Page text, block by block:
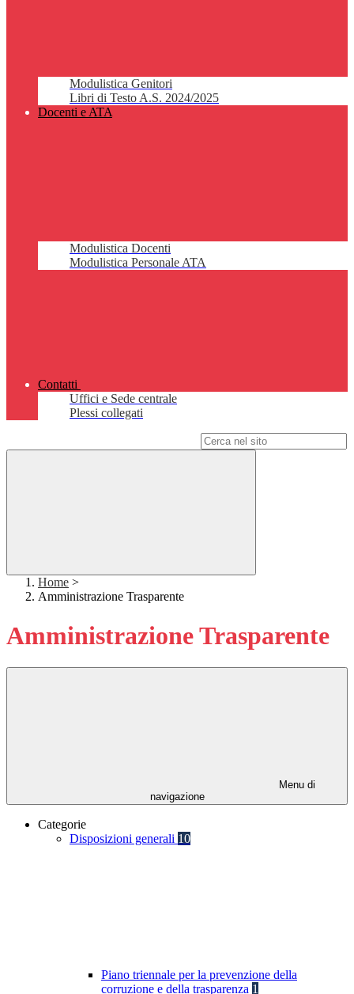
Modulistica Genitori
Libri di Testo A.S. 2024/2025
Docenti e ATA
Modulistica Docenti
Modulistica Personale ATA
Contatti
Uffici e Sede centrale
Plessi collegati
Home >
Amministrazione Trasparente
Amministrazione Trasparente
Menu di
navigazione
Categorie
Disposizioni generali 10
Piano triennale per la prevenzione della
corruzione e della trasparenza 1